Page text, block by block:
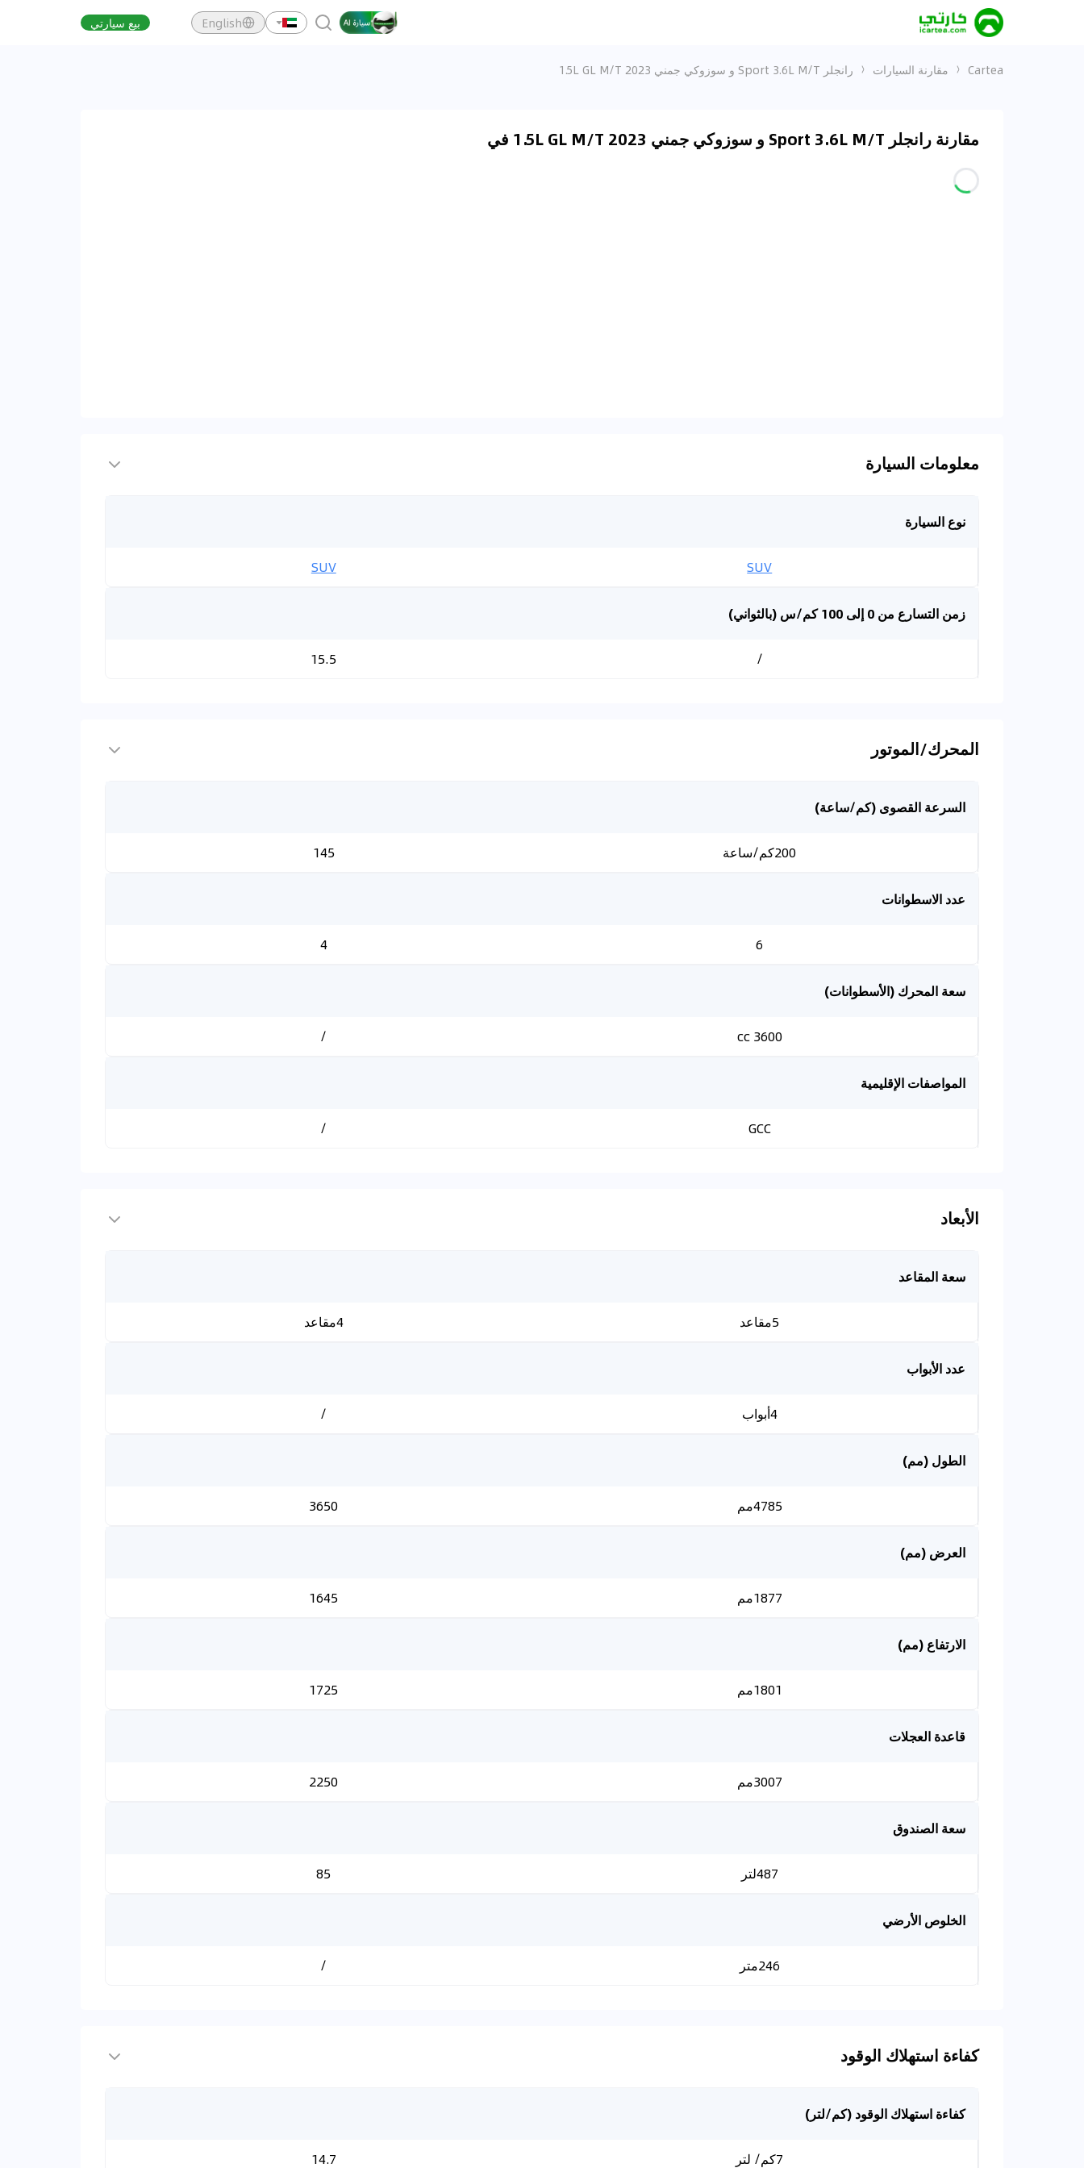
English بيع سيارتي
Cartea مقارنة السيارات رانجلر Sport 3.6L M/T و سوزوكي جمني 2023 1.5L GL M/T
مقارنة رانجلر Sport 3.6L M/T و سوزوكي جمني 2023 1.5L GL M/T في
معلومات السيارة
نوع السيارة
SUV
SUV
زمن التسارع من 0 إلى 100 كم/س (بالثواني)
/
15.5
المحرك/الموتور
السرعة القصوى (كم/ساعة)
200كم/ساعة 145
عدد الاسطوانات
6
4
سعة المحرك (الأسطوانات)
3600 cc
/
المواصفات الإقليمية
GCC
/
الأبعاد
سعة المقاعد
5مقاعد 4مقاعد
عدد الأبواب
4أبواب /
الطول (مم)
4785مم 3650
العرض (مم)
1877مم 1645
الارتفاع (مم)
1801مم 1725
قاعدة العجلات
3007مم 2250
سعة الصندوق
487لتر 85
الخلوص الأرضي
246متر /
كفاءة استهلاك الوقود
كفاءة استهلاك الوقود (كم/لتر)
7كم/ لتر 14.7